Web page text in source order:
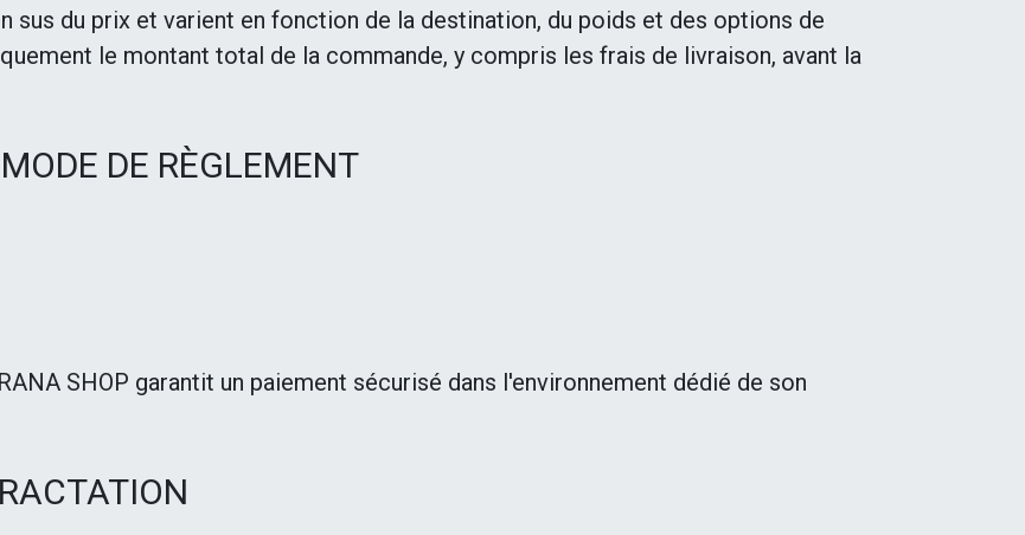
sus du prix et varient en fonction de la destination, du poids et des options de
le montant total de la commande, y compris les frais de livraison, avant la
DE RÈGLEMENT
SHOP garantit un paiement sécurisé dans l'environnement dédié de son